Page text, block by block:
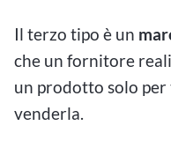
Il terzo tipo è un
che un fornitore
un prodotto solo per
venderla.